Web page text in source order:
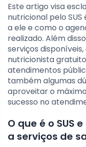
Este artigo visa
nutricional pelo
a ele e como o
realizado. Além
serviços
nutricionista
atendimentos
também algumas
aproveitar o
sucesso no
O que é o SUS
a serviços de